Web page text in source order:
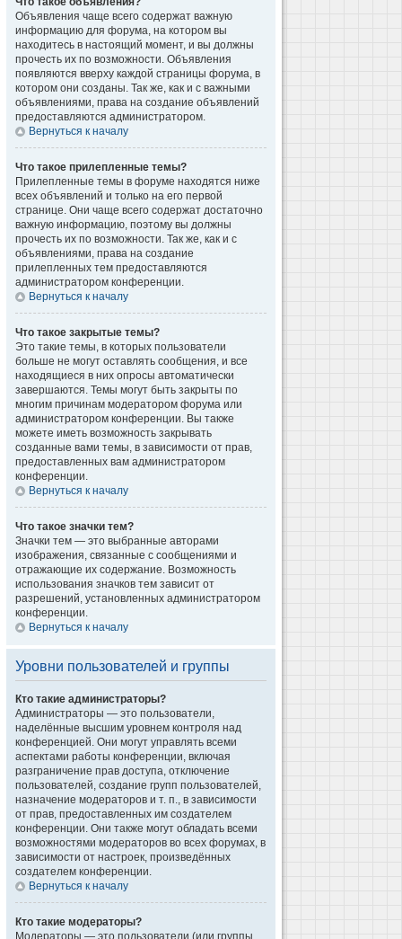
Объявления чаще всего содержат важную
информацию для форума, на котором вы
находитесь в настоящий момент, и вы должны
прочесть их по возможности. Объявления
появляются вверху каждой страницы форума, в
котором они созданы. Так же, как и с важными
объявлениями, права на создание объявлений
предоставляются администратором.
Вернуться к началу
Что такое прилепленные темы?
Прилепленные темы в форуме находятся ниже
всех объявлений и только на его первой
странице. Они чаще всего содержат достаточно
важную информацию, поэтому вы должны
прочесть их по возможности. Так же, как и с
объявлениями, права на создание
прилепленных тем предоставляются
администратором конференции.
Вернуться к началу
Что такое закрытые темы?
Это такие темы, в которых пользователи
больше не могут оставлять сообщения, и все
находящиеся в них опросы автоматически
завершаются. Темы могут быть закрыты по
многим причинам модератором форума или
администратором конференции. Вы также
можете иметь возможность закрывать
созданные вами темы, в зависимости от прав,
предоставленных вам администратором
конференции.
Вернуться к началу
Что такое значки тем?
Значки тем — это выбранные авторами
изображения, связанные с сообщениями и
отражающие их содержание. Возможность
использования значков тем зависит от
разрешений, установленных администратором
конференции.
Вернуться к началу
Уровни пользователей и группы
Кто такие администраторы?
Администраторы — это пользователи,
наделённые высшим уровнем контроля над
конференцией. Они могут управлять всеми
аспектами работы конференции, включая
разграничение прав доступа, отключение
пользователей, создание групп пользователей,
назначение модераторов и т. п., в зависимости
от прав, предоставленных им создателем
конференции. Они также могут обладать всеми
возможностями модераторов во всех форумах, в
зависимости от настроек, произведённых
создателем конференции.
Вернуться к началу
Кто такие модераторы?
Модераторы — это пользователи (или группы